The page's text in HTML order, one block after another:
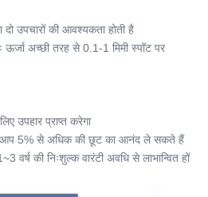
उपचारों की आवश्यकता होती है
अच्छी तरह से 0.1-1 मिमी स्पॉट पर
उपहार प्राप्त करेगा
आप 5% से अधिक की छूट का आनंद ले सकते हैं
वर्ष की निःशुल्क वारंटी अवधि से लाभान्वित हों